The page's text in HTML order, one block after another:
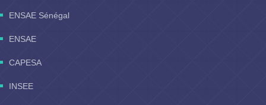
ENSAE Sénégal
ENSAE
CAPESA
INSEE